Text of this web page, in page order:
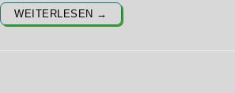
WEITERLESEN →